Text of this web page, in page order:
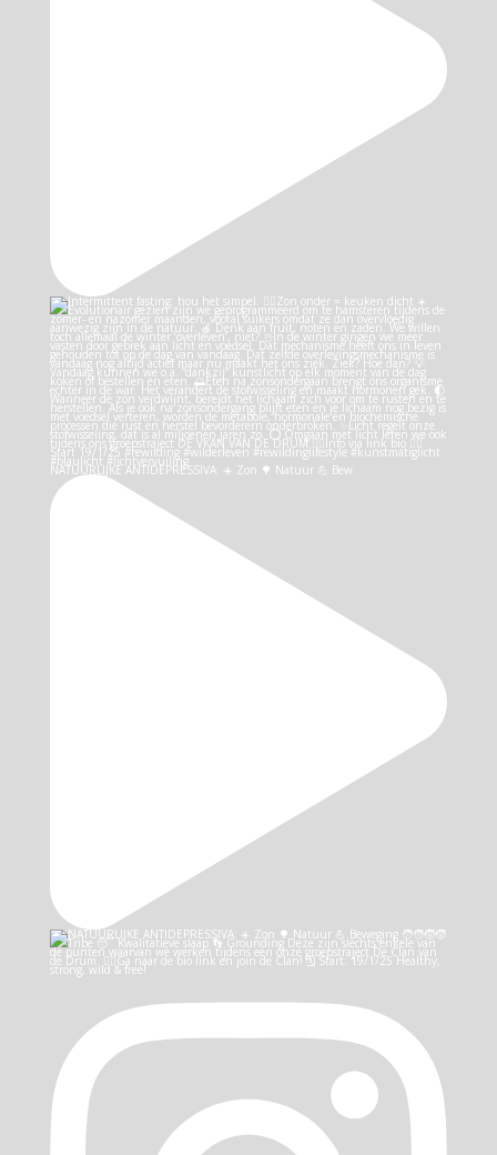
NATUURLIJKE ANTIDEPRESSIVA: ☀️ Zon 🌳 Natuur 💪 Bew